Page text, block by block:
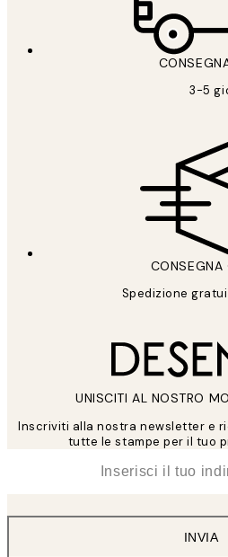
3-5
CONSEGNA
Spedizione
UNISCITI AL NOSTRO
Inscriviti alla nostra newsletter e
tutte le stampe per il tuo
INVIA